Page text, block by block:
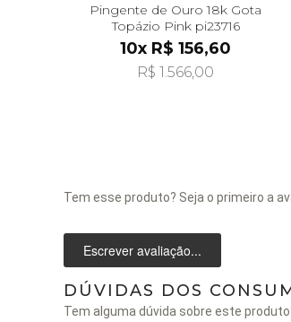
Pingente de Ouro 18k Gota
Topázio Pink pi23716
10x R$ 156,60
R$ 1.566,00
Tem esse produto? Seja o primeiro a
Escrever avaliação...
DÚVIDAS DOS
Tem alguma dúvida sobre este